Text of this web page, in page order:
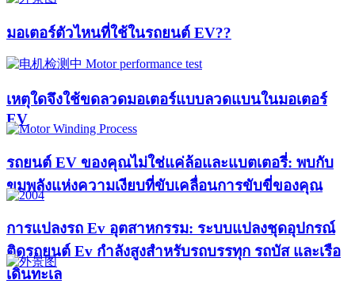
มอเตอร์ตัวไหนที่ใช้ในรถยนต์ EV??​​
เหตุใดจึงใช้ขดลวดมอเตอร์แบบลวดแบนในมอเตอร์
EV
รถยนต์ EV ของคุณไม่ใช่แค่ล้อและแบตเตอรี่: พบกับ
ขุมพลังแห่งความเงียบที่ขับเคลื่อนการขับขี่ของคุณ
การแปลงรถ Ev อุตสาหกรรม: ระบบแปลงชุดอุปกรณ์
ติดรถยนต์ Ev กำลังสูงสำหรับรถบรรทุก รถบัส และเรือ
เดินทะเล